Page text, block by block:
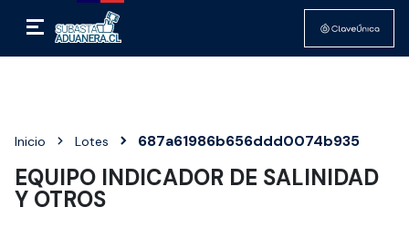
Inicio Lotes 687a61986b656ddd0074b935
EQUIPO INDICADOR DE SALINIDAD
Y OTROS